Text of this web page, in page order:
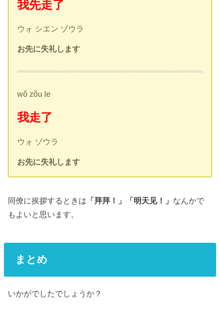
我先走了
ウォ シエン ゾウラ
お先に失礼します
wǒ zǒu le
我走了
ウォ ゾウラ
お先に失礼します
同僚に挨拶するときは 「拜拜！」「明天见！」 なんかで
もよいと思います。
まとめ
いかがでしたでしょうか？